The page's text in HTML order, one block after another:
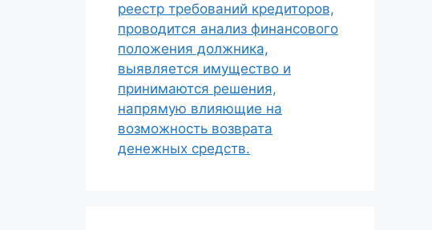
реестр требований кредиторов,
проводится анализ финансового
положения должника,
выявляется имущество и
принимаются решения,
напрямую влияющие на
возможность возврата
денежных средств.